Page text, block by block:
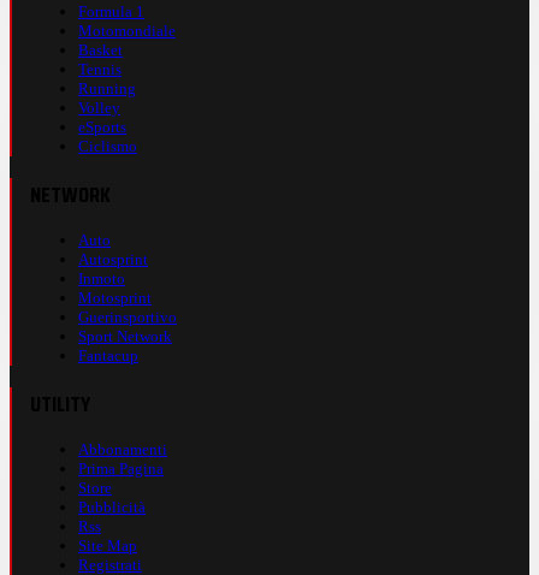
Formula 1
Motomondiale
Basket
Tennis
Running
Volley
eSports
Ciclismo
Auto
Autosprint
Inmoto
Motosprint
Guerinsportivo
Sport Network
Fantacup
Abbonamenti
Prima Pagina
Store
Pubblicità
Rss
Site Map
Registrati